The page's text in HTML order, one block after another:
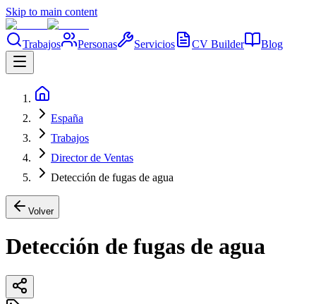
Skip to main content
Trabajos Personas Servicios CV Builder Blog
España
Trabajos
Director de Ventas
Detección de fugas de agua
Volver
Detección de fugas de agua